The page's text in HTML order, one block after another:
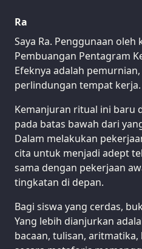
Ra
Saya Ra. Penggunaan
Pembuangan Pentagram
Efeknya adalah
perlindungan tempat kerja.
Kemanjuran ritual ini baru
pada batas bawah dari
Dalam melakukan
cita untuk menjadi adept
sama dengan pekerjaan
tingkatan di depan.
Bagi siswa yang cerdas,
Yang lebih dianjurkan
bacaan, tulisan,